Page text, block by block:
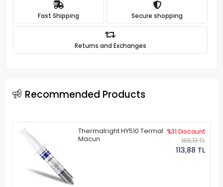
Fast Shipping Secure shopping
Returns and Exchanges
Recommended Products
Thermalright HY510 Termal
Macun
%31 Discount
165,13 TL
113,88 TL